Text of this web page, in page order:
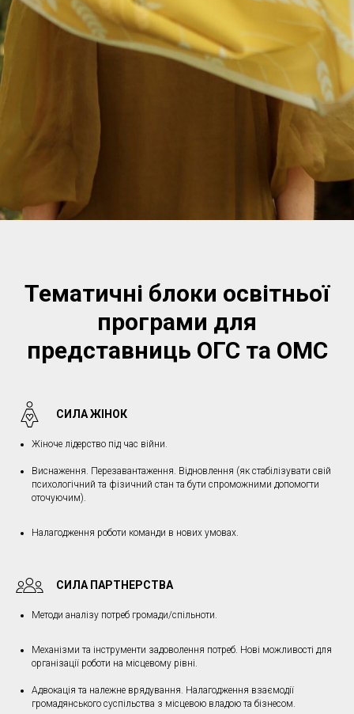
Тематичні блоки освітньої
програми для
представниць ОГС та ОМС
СИЛА ЖІНОК
Жіноче лідерство під час війни.
Виснаження. Перезавантаження. Відновлення (як стабілізувати свій
психологічний та фізичний стан та бути спроможними допомогти
оточуючим).
Налагодження роботи команди в нових умовах.
СИЛА ПАРТНЕРСТВА
Методи аналізу потреб громади/спільноти.
Механізми та інструменти задоволення потреб. Нові можливості для
організації роботи на місцевому рівні.
Адвокація та належне врядування. Налагодження взаємодії
громадянського суспільства з місцевою владою та бізнесом.